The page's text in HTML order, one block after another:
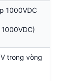
1000VDC
trong vòng